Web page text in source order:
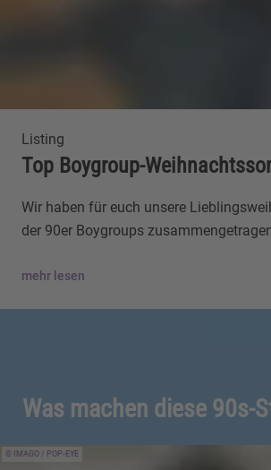
Listing
Top Boygroup-
Wir haben für euch unsere
der 90er Boygroups
mehr lesen
Was machen diese 90s-
IMAGO / POP-EYE